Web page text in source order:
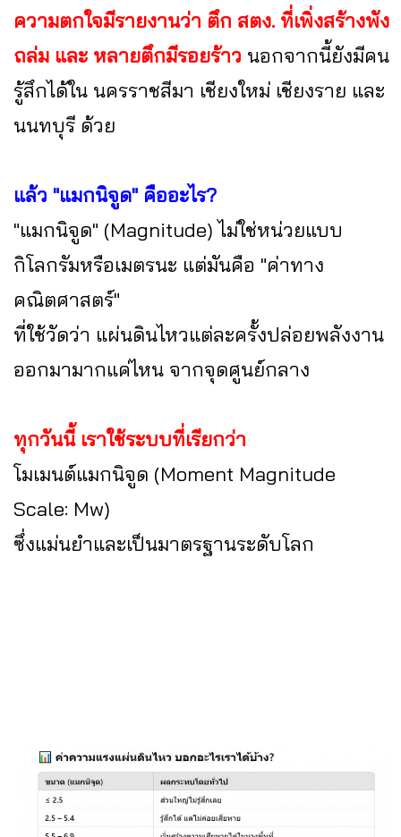
ความตกใจมีรายงานว่า ตึก สตง. ที่เพิ่งสร้างพัง
ถล่ม และ หลายตึกมีรอยร้าว นอกจากนี้ยังมีคน
รู้สึกได้ใน นครราชสีมา เชียงใหม่ เชียงราย และ
นนทบุรี ด้วย
แล้ว "แมกนิจูด" คืออะไร?
"แมกนิจูด" (Magnitude) ไม่ใช่หน่วยแบบ
กิโลกรัมหรือเมตรนะ แต่มันคือ "ค่าทาง
คณิตศาสตร์"
ที่ใช้วัดว่า แผ่นดินไหวแต่ละครั้งปล่อยพลังงาน
ออกมามากแค่ไหน จากจุดศูนย์กลาง
ทุกวันนี้ เราใช้ระบบที่เรียกว่า
โมเมนต์แมกนิจูด (Moment Magnitude
Scale: Mw)
ซึ่งแม่นยำและเป็นมาตรฐานระดับโลก